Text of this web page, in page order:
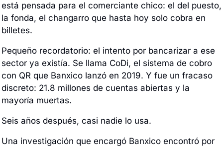
está pensada para el comerciante chico: el del puesto,
la fonda, el changarro que hasta hoy solo cobra en
billetes.
Pequeño recordatorio: el intento por bancarizar a ese
sector ya existía. Se llama CoDi, el sistema de cobro
con QR que Banxico lanzó en 2019. Y fue un fracaso
discreto: 21.8 millones de cuentas abiertas y la
mayoría muertas.
Seis años después, casi nadie lo usa.
Una investigación que encargó Banxico encontró por